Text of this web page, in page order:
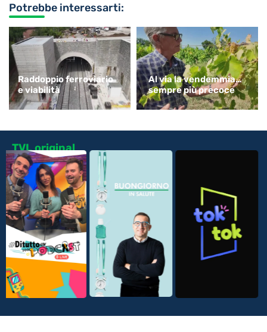
Potrebbe interessarti:
Raddoppio ferroviario
e viabilità
Al via la vendemmia…
sempre più precoce
TVL original